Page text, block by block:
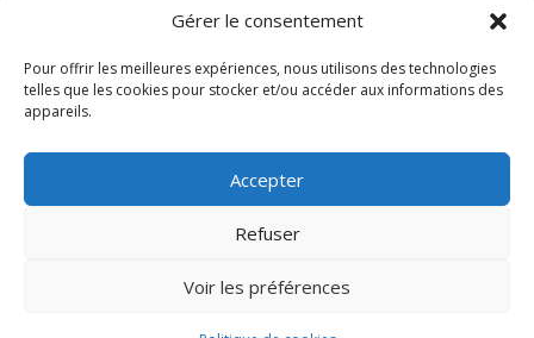
Gérer le consentement
Pour offrir les meilleures expériences, nous utilisons des technologies
telles que les cookies pour stocker et/ou accéder aux informations des
appareils.
Accepter
Refuser
Voir les préférences
Commentaires
Seuls les clients connectés ayant acheté ce produit ont